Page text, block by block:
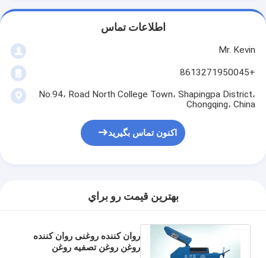
اطلاعات تماس
Mr. Kevin
+8613271950045
No.94، Road North College Town، Shapingpa District،
Chongqing، China
اکنون تماس بگیرید
بهترين قيمت رو براي
روان کننده روغنی روان کننده
روغن روغن تصفیه روغن